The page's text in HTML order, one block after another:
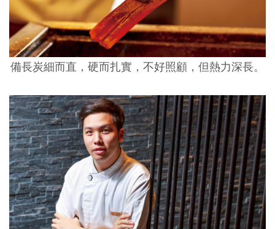
備長炭細而直，硬而扎實，不好照顧，但熱力深長。